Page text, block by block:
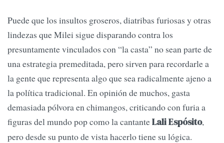
Puede que los insultos groseros, diatribas furiosas y otras
lindezas que Milei sigue disparando contra los
presuntamente vinculados con “la casta” no sean parte de
una estrategia premeditada, pero sirven para recordarle a
la gente que representa algo que sea radicalmente ajeno a
la política tradicional. En opinión de muchos, gasta
demasiada pólvora en chimangos, criticando con furia a
figuras del mundo pop como la cantanteLali Espósito,
pero desde su punto de vista hacerlo tiene su lógica.